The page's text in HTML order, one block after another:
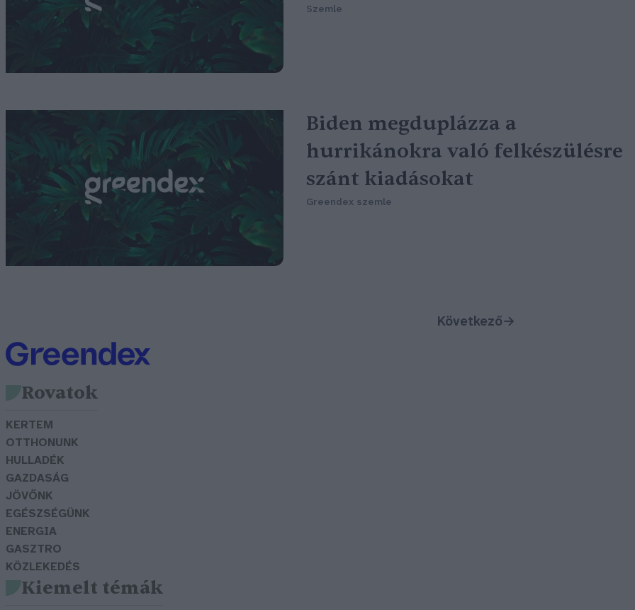
Szemle
Biden megduplázza a
hurrikánokra való felkészülésre
szánt kiadásokat
Greendex szemle
Következő→
Rovatok
KERTEM
OTTHONUNK
HULLADÉK
GAZDASÁG
JÖVŐNK
EGÉSZSÉGÜNK
ENERGIA
GASZTRO
KÖZLEKEDÉS
Kiemelt témák